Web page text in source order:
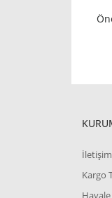
İletişim
Kargo